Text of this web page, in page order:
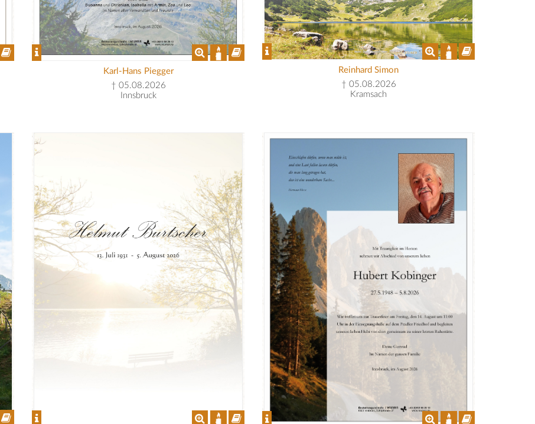
Karl-Hans Piegger
† 05.08.2026
Innsbruck
Reinhard Simon
† 05.08.2026
Kramsach